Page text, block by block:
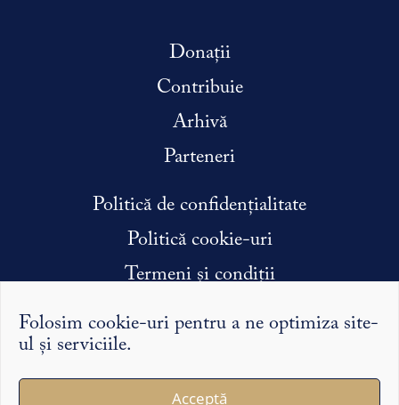
Folosim cookie-uri pentru a ne optimiza site-
ul și serviciile.
Acceptă
Donații
Contribuie
Arhivă
Parteneri
Politică de confidențialitate
Politică cookie-uri
Termeni și condiții
Condiții efectuare stagiu de practică
Argumentele și punctele de vedere exprimate pe Syntopic